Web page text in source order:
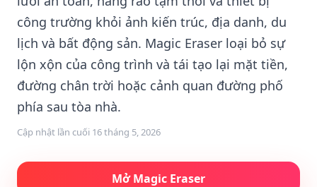
công trường khỏi ảnh kiến ​​trúc, địa danh, du
lịch và bất động sản. Magic Eraser loại bỏ sự
lộn xộn của công trình và tái tạo lại mặt tiền,
đường chân trời hoặc cảnh quan đường phố
phía sau tòa nhà.
Cập nhật lần cuối 16 tháng 5, 2026
Mở Magic Eraser